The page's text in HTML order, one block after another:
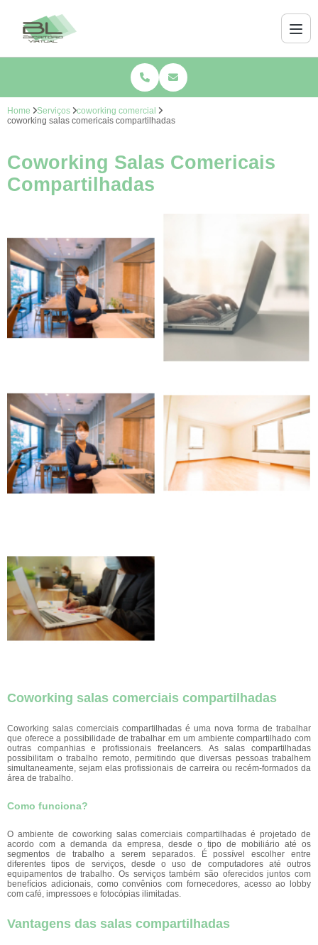
Home Serviços
coworking comercial
coworking salas comericais compartilhadas
Coworking Salas Comericais
Compartilhadas
Coworking salas comerciais compartilhadas
Coworking salas comerciais compartilhadas é uma nova forma de trabalhar
que oferece a possibilidade de trabalhar em um ambiente compartilhado com
outras companhias e profissionais freelancers. As salas compartilhadas
possibilitam o trabalho remoto, permitindo que diversas pessoas trabalhem
simultaneamente, sejam elas profissionais de carreira ou recém-formados da
área de trabalho.
Como funciona?
O ambiente de coworking salas comerciais compartilhadas é projetado de
acordo com a demanda da empresa, desde o tipo de mobiliário até os
segmentos de trabalho a serem separados. É possível escolher entre
diferentes tipos de serviços, desde o uso de computadores até outros
equipamentos de trabalho. Os serviços também são oferecidos juntos com
benefícios adicionais, como convênios com fornecedores, acesso ao lobby
com café, impressoes e fotocópias ilimitadas.
Vantagens das salas compartilhadas